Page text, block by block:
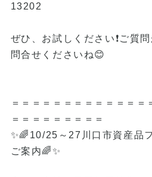
13202
ぜひ、お試しください❗ご質
問合せくださいね😊
＝＝＝＝＝＝＝＝＝＝＝＝＝
＝＝＝＝＝＝＝＝＝
✨🌈10/25～27川口市資産品
ご案内🌈✨